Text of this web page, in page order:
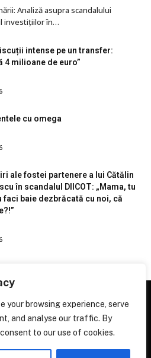
your browsing experience, serve
and analyse our traffic. By
to our use of cookies.
Analiză asupra scandalului
investițiilor în…
intense pe un transfer:
4 milioane de euro”
cu omega
ale fostei partenere a lui Cătălin
în scandalul DIICOT: „Mama, tu
faci baie dezbrăcată cu noi, că
(Twitter)
Pinterest